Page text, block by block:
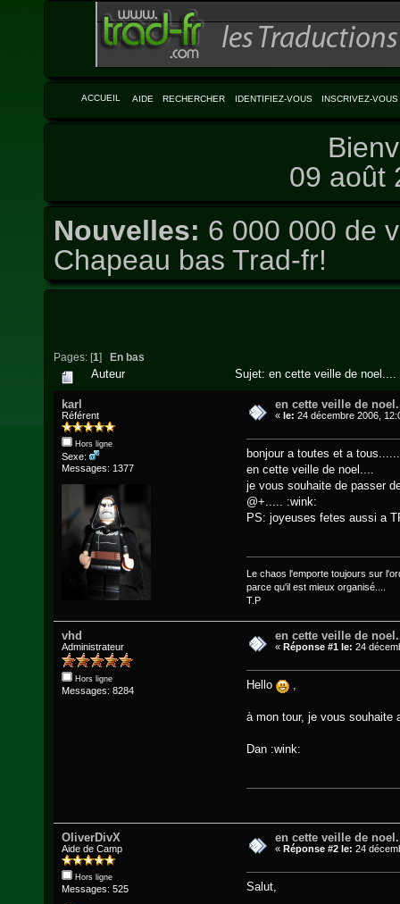
ACCUEIL AIDE RECHERCHER IDENTIFIEZ-VOUS INSCRIVEZ-VOUS
09 août
Nouvelles: 6 000 000 de
Chapeau bas Trad-fr!
Pages: [1] En bas
Auteur Sujet: en cette veille de
karl
Référent
Hors ligne
Sexe:
Messages: 1377
en cette veille de
«le: 24 décembre 2006,
bonjour a toutes et a
en cette veille de noel....
je vous souhaite de passer
@+..... :wink:
PS: joyeuses fetes aussi a
Le chaos l'emporte toujours sur
parce qu'il est mieux organisé....
T.P
vhd
Administrateur
Hors ligne
Messages: 8284
en cette veille de
«Réponse #1 le: 24
Hello ,
à mon tour, je vous souhaite
Dan :wink:
OliverDivX
Aide de Camp
Hors ligne
Messages: 525
en cette veille de
«Réponse #2 le: 24
Salut,